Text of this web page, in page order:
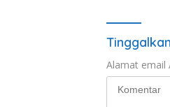
Alamat email